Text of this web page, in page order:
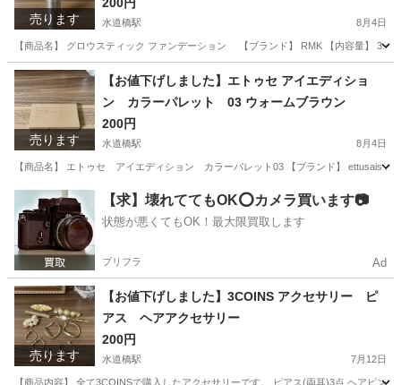
売ります 水道橋駅 8月4日
【商品名】 グロウスティック ファンデーション 【ブランド】 RMK 【内容量】
東京 千代田区 水道橋駅 メイクアップ
売ります
【お値下げしました】エトゥセ アイエディショ
ン カラーパレット 03 ウォームブラウン
200円
水道橋駅 8月4日
【商品名】 エトゥセ アイエディション カラーパレット03 【ブランド】 ettusais エ
東京 千代田区 水道橋駅 メイクアップ 場所
【求】壊れててもOK⭕️カメラ買います📷
状態が悪くてもOK！最大限買取します
プリフラ Ad
売ります
【お値下げしました】3COINS アクセサリー ピ
アス ヘアアクセサリー
200円
水道橋駅 7月12日
【商品内容】 全て3COINSで購入したアクセサリーです。 ピアス(両耳)3点 ヘアピ